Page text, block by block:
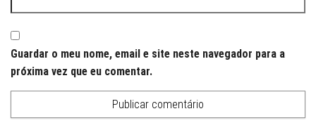
Guardar o meu nome, email e site neste navegador para a
próxima vez que eu comentar.